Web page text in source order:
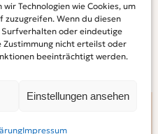
Technologien wie Cookies, um
Wenn du diesen
Surfverhalten oder eindeutige
Zustimmung nicht erteilst oder
beeinträchtigt werden.
Einstellungen ansehen
Impressum